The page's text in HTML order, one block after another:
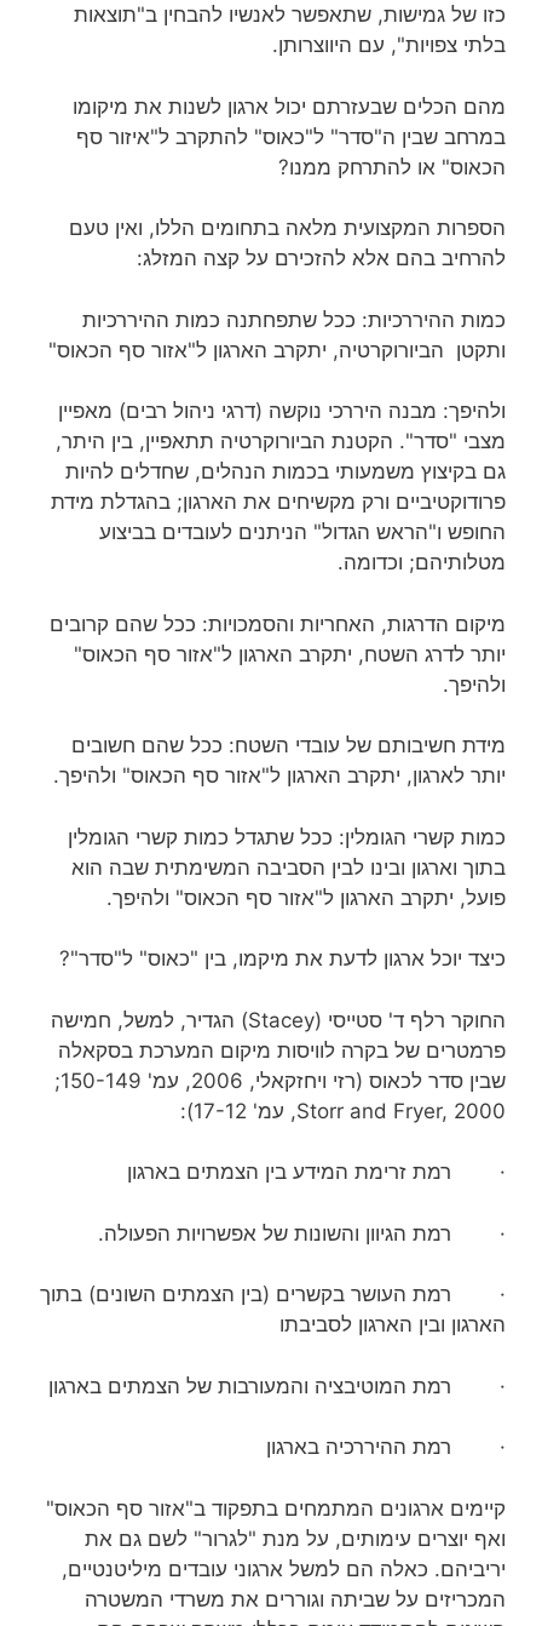
כזו של גמישות, שתאפשר לאנשיו להבחין ב"תוצאות
בלתי צפויות", עם היווצרותן.
מהם הכלים שבעזרתם יכול ארגון לשנות את מיקומו
במרחב שבין ה"סדר" ל"כאוס" להתקרב ל"איזור סף
הכאוס" או להתרחק ממנו?
הספרות המקצועית מלאה בתחומים הללו, ואין טעם
להרחיב בהם אלא להזכירם על קצה המזלג:
כמות ההיררכיות: ככל שתפחתנה כמות ההיררכיות
ותקטן הביורוקרטיה, יתקרב הארגון ל"אזור סף הכאוס"
ולהיפך: מבנה היררכי נוקשה (דרגי ניהול רבים) מאפיין
מצבי "סדר". הקטנת הביורוקרטיה תתאפיין, בין היתר,
גם בקיצוץ משמעותי בכמות הנהלים, שחדלים להיות
פרודוקטיביים ורק מקשיחים את הארגון; בהגדלת מידת
החופש ו"הראש הגדול" הניתנים לעובדים בביצוע
מטלותיהם; וכדומה.
מיקום הדרגות, האחריות והסמכויות: ככל שהם קרובים
יותר לדרג השטח, יתקרב הארגון ל"אזור סף הכאוס"
ולהיפך.
מידת חשיבותם של עובדי השטח: ככל שהם חשובים
יותר לארגון, יתקרב הארגון ל"אזור סף הכאוס" ולהיפך.
כמות קשרי הגומלין: ככל שתגדל כמות קשרי הגומלין
בתוך וארגון ובינו לבין הסביבה המשימתית שבה הוא
פועל, יתקרב הארגון ל"אזור סף הכאוס" ולהיפך.
כיצד יוכל ארגון לדעת את מיקמו, בין "כאוס" ל"סדר"?
החוקר רלף ד' סטייסי (Stacey) הגדיר, למשל, חמישה
פרמטרים של בקרה לוויסות מיקום המערכת בסקאלה
שבין סדר לכאוס (רזי ויחזקאלי, 2006, עמ' 150-149;
Storr and Fryer, 2000, עמ' 17-12):
· רמת זרימת המידע בין הצמתים בארגון
· רמת הגיוון והשונות של אפשרויות הפעולה.
· רמת העושר בקשרים (בין הצמתים השונים) בתוך
הארגון ובין הארגון לסביבתו
· רמת המוטיבציה והמעורבות של הצמתים בארגון
· רמת ההיררכיה בארגון
קיימים ארגונים המתמחים בתפקוד ב"אזור סף הכאוס"
ואף יוצרים עימותים, על מנת "לגרור" לשם גם את
יריביהם. כאלה הם למשל ארגוני עובדים מיליטנטיים,
המכריזים על שביתה וגוררים את משרדי המשטרה